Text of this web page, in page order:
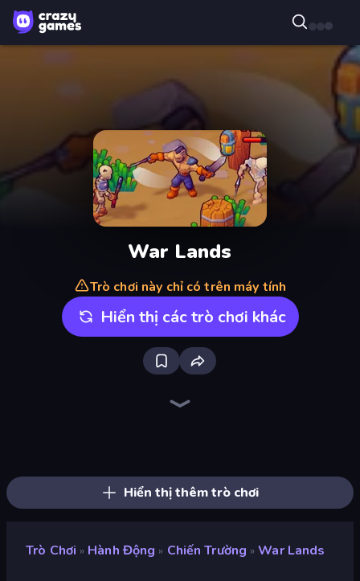
War Lands
Trò chơi này chỉ có trên máy tính
Hiển thị các trò chơi khác
Hiển thị thêm trò chơi
Trò Chơi » Hành Động » Chiến Trường » War Lands